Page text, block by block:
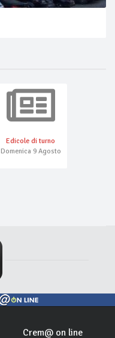
Edicole di turno
Domenica 9 Agosto
Crem@ on line